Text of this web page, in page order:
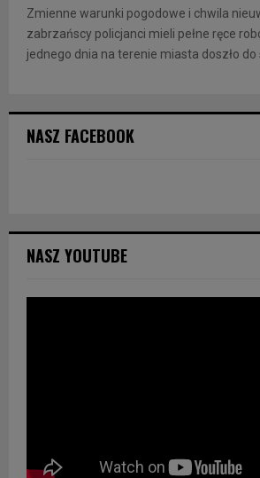
Zmienne warunki pogodowe i chwila
zabrzańscy policjanci mieli pełne ręce
jednego dnia na terenie miasta doszło do
NASZ FACEBOOK
NASZ YOUTUBE